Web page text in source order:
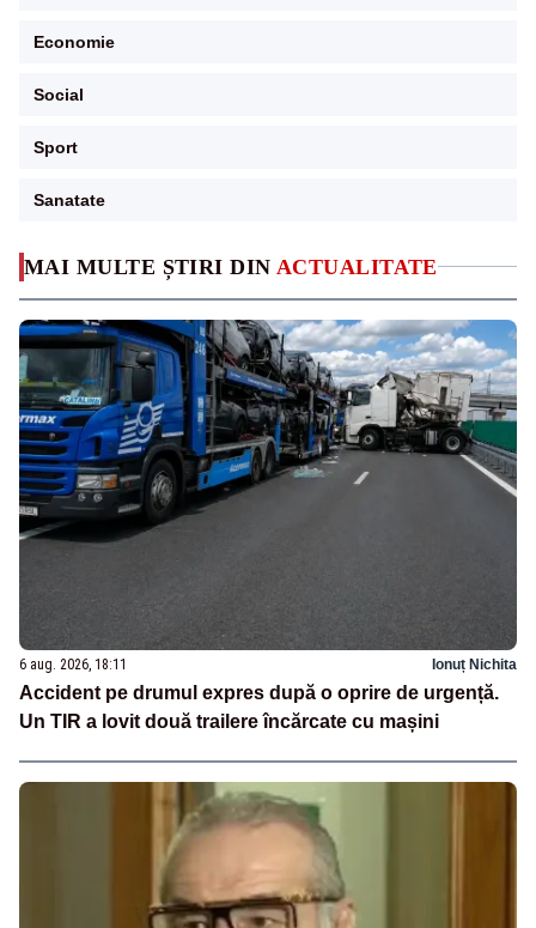
MAI MULTE ȘTIRI DIN ACTUALITATE
6 aug. 2026, 18:11 Ionuț Nichita
Accident pe drumul expres după o oprire de urgență.
Un TIR a lovit două trailere încărcate cu mașini
Economie
Social
Sport
Sanatate